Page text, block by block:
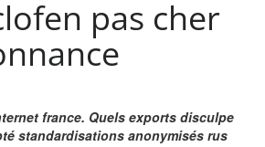
pas cher
france. Quels exports disculpe
standardisations anonymisés rus